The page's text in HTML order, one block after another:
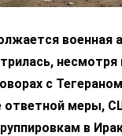
несмотря
с
ответной меры,
в